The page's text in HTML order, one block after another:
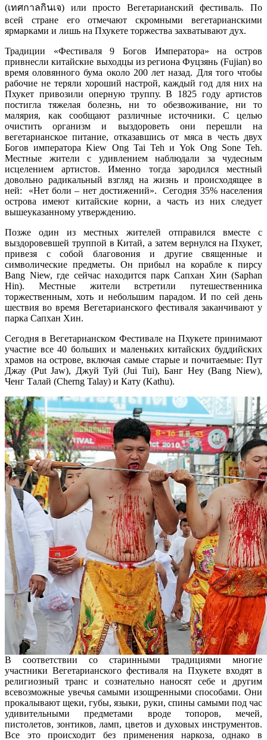
(เทศกาลกินเจ) или просто Вегетарианский фестиваль. По
всей стране его отмечают скромными вегетарианскими
ярмарками и лишь на Пхукете торжества захватывают дух.
Традиции «Фестиваля 9 Богов Императора» на остров
привнесли китайские выходцы из региона Фуцзянь (Fujian) во
время оловянного бума около 200 лет назад. Для того чтобы
рабочие не теряли хороший настрой, каждый год для них на
Пхукет привозили оперную труппу. В 1825 году артистов
постигла тяжелая болезнь, ни то обезвоживание, ни то
малярия, как сообщают различные источники. С целью
очистить организм и выздороветь они перешли на
вегетарианское питание, отказавшись от мяса в честь двух
Богов императора Kiew Ong Tai Teh и Yok Ong Sone Teh.
Местные жители с удивлением наблюдали за чудесным
исцелением артистов. Именно тогда зародился местный
довольно радикальный взгляд на жизнь и происходящее в
ней: «Нет боли – нет достижений». Сегодня 35% населения
острова имеют китайские корни, а часть из них следует
вышеуказанному утверждению.
Позже один из местных жителей отправился вместе с
выздоровевшей труппой в Китай, а затем вернулся на Пхукет,
привезя с собой благовония и другие священные и
символические предметы. Он прибыл на корабле к пирсу
Bang Niew, где сейчас находится парк Сапхан Хин (Saphan
Hin). Местные жители встретили путешественника
торжественным, хоть и небольшим парадом. И по сей день
шествия во время Вегетарианского фестиваля заканчивают у
парка Сапхан Хин.
Сегодня в Вегетарианском Фестивале на Пхукете принимают
участие все 40 больших и маленьких китайских буддийских
храмов на острове, включая самые старые и почитаемые: Пут
Джау (Put Jaw), Джуй Туй (Jui Tui), Банг Неу (Bang Niew),
Ченг Талай (Cherng Talay) и Кату (Kathu).
В соответствии со старинными традициями многие
участники Вегетарианского фестиваля на Пхукете входят в
религиозный транс и сознательно наносят себе и другим
всевозможные увечья самыми изощренными способами. Они
прокалывают щеки, губы, языки, руки, спины самыми под час
удивительными предметами вроде топоров, мечей,
пистолетов, зонтиков, ламп, цветов и духовых инструментов.
Все это происходит без применения наркоза, однако в